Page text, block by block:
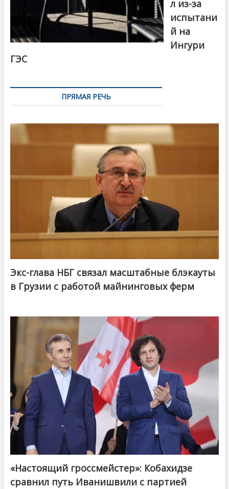
л из-за
испытани
й на
Ингури
ГЭС
ПРЯМАЯ РЕЧЬ
Экс-глава НБГ связал масштабные блэкауты
в Грузии с работой майнинговых ферм
@ქართული ოცნება / Georgian Dream
«Настоящий гроссмейстер»: Кобахидзе
сравнил путь Иванишвили с партией